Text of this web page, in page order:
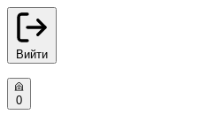
Вийти
0